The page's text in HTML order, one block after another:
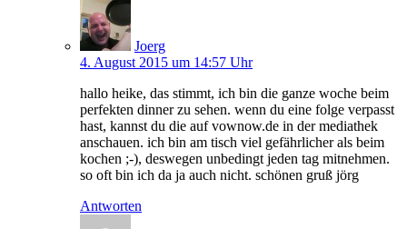
Joerg
4. August 2015 um 14:57 Uhr
hallo heike, das stimmt, ich bin die ganze woche beim
perfekten dinner zu sehen. wenn du eine folge verpasst
hast, kannst du die auf vownow.de in der mediathek
anschauen. ich bin am tisch viel gefährlicher als beim
kochen ;-), deswegen unbedingt jeden tag mitnehmen.
so oft bin ich da ja auch nicht. schönen gruß jörg
Antworten